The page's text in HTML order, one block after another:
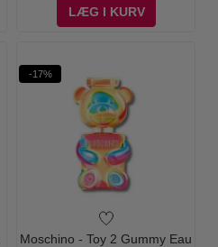
LÆG I KURV
-17%
Moschino - Toy 2 Gummy Eau